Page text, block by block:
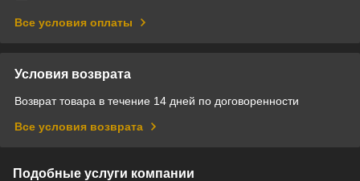
Все условия оплаты
Условия возврата
Возврат товара в течение 14 дней по договоренности
Все условия возврата
Подобные услуги компании